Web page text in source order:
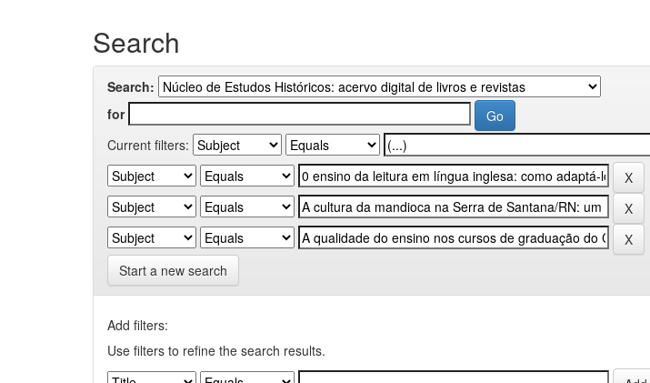
Search
Search:
for
Current filters:
Start a new search
Add filters:
Use filters to refine the search results.